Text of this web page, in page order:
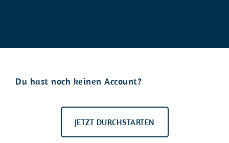
Du hast noch keinen Account?
JETZT DURCHSTARTEN